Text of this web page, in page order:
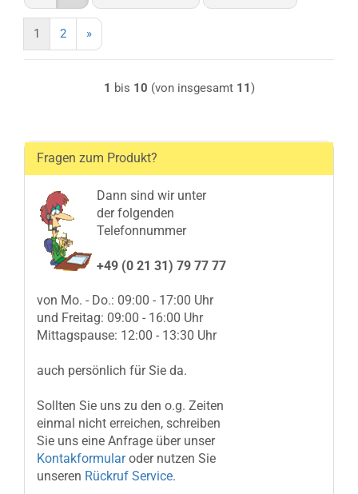
1 2 »
1 bis 10 (von insgesamt 11)
Fragen zum Produkt?
Dann sind wir unter
der folgenden
Telefonnummer
+49 (0 21 31) 79 77 77
von Mo. - Do.: 09:00 - 17:00 Uhr
und Freitag: 09:00 - 16:00 Uhr
Mittagspause: 12:00 - 13:30 Uhr
auch persönlich für Sie da.
Sollten Sie uns zu den o.g. Zeiten
einmal nicht erreichen, schreiben
Sie uns eine Anfrage über unser
Kontakformularoder nutzen Sie
unseren Rückruf Service.